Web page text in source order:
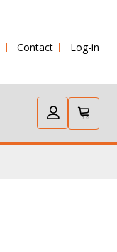
Contact Log-in